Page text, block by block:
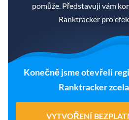
pomůže. Představuji vám
Ranktracker pro
Konečně jsme otevřeli
Ranktracker
VYTVOŘENÍ